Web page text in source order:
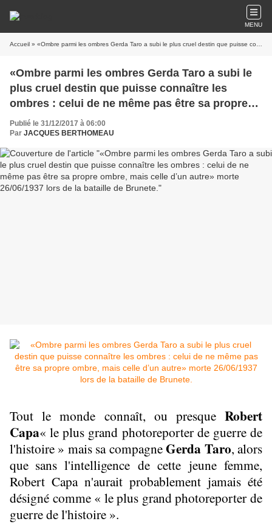
MENU
Accueil » «Ombre parmi les ombres Gerda Taro a subi le plus cruel destin que puisse connaître les ombres : celui de ne même pas être sa propre ombre, mais celle d’un autre» morte 26/06/1937 lors de la bataille de Brunete.
«Ombre parmi les ombres Gerda Taro a subi le
plus cruel destin que puisse connaître les
ombres : celui de ne même pas être sa propre
ombre, mais celle d’un autre» morte 26/06/1937
lors de la bataille de Brunete.
Publié le 31/12/2017 à 06:00
Par JACQUES BERTHOMEAU
Tout le monde connaît, ou presque Robert
Capa« le plus grand photoreporter de guerre de
l'histoire » mais sa compagneGerda Taro, alors
que sans l'intelligence de cette jeune femme,
Robert Capa n'aurait probablement jamais été
désigné comme « le plus grand photoreporter de
guerre de l'histoire ».